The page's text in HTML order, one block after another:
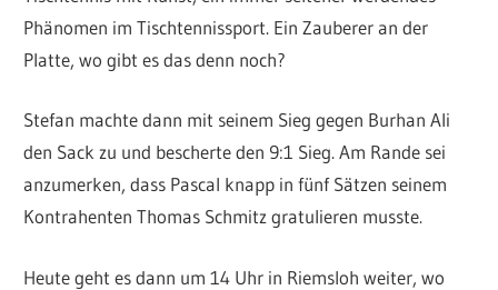
Phänomen im Tischtennissport. Ein Zauberer an der
Platte, wo gibt es das denn noch?
Stefan machte dann mit seinem Sieg gegen Burhan Ali
den Sack zu und bescherte den 9:1 Sieg. Am Rande sei
anzumerken, dass Pascal knapp in fünf Sätzen seinem
Kontrahenten Thomas Schmitz gratulieren musste.
Heute geht es dann um 14 Uhr in Riemsloh weiter, wo